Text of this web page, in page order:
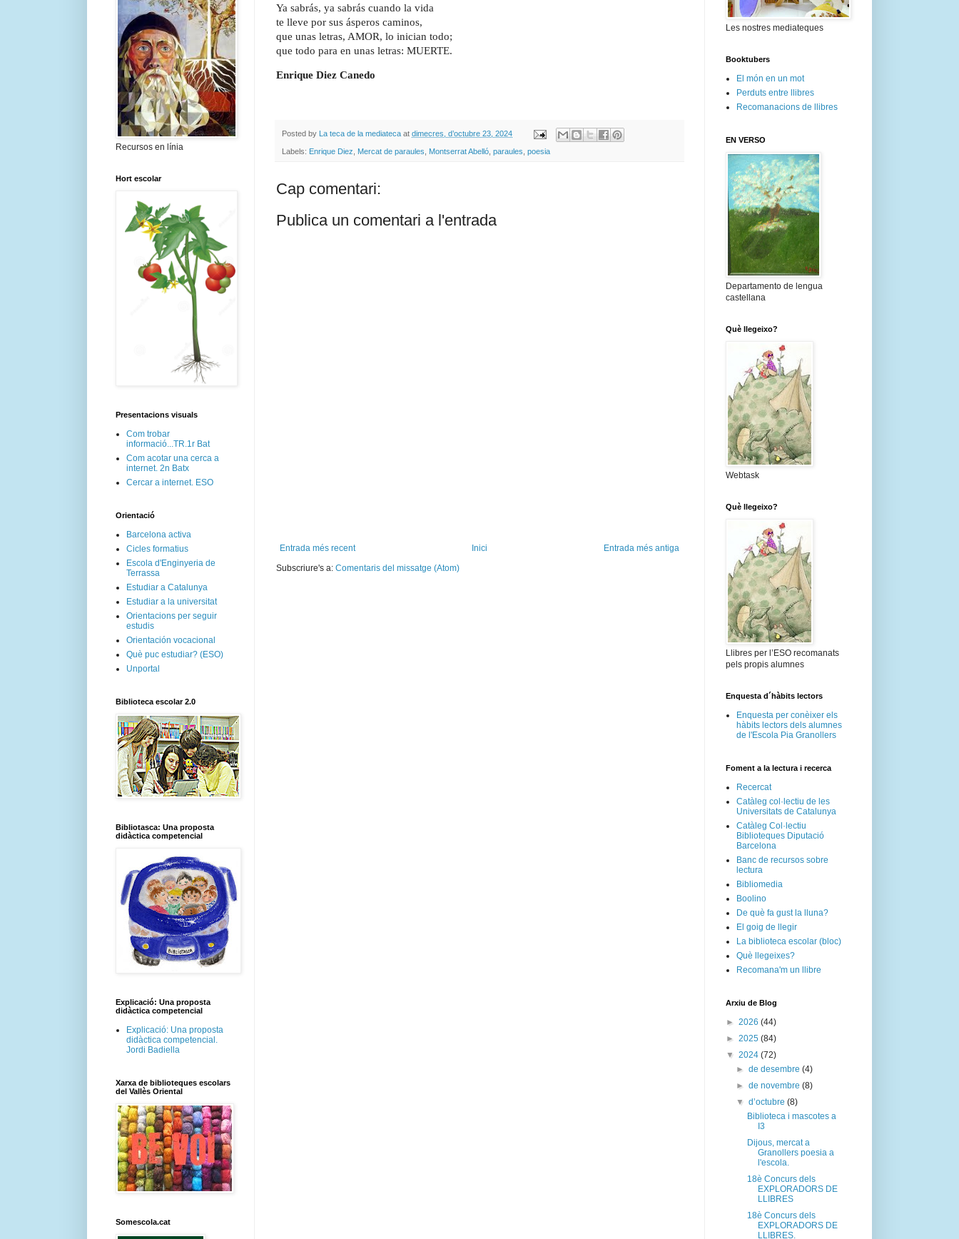
Ya sabrás, ya sabrás cuando la vida
te lleve por sus ásperos caminos,
que unas letras, AMOR, lo inician todo;
que todo para en unas letras: MUERTE.
Enrique Diez Canedo
Posted by La teca de la mediateca at dimecres, d’octubre 23, 2024
Labels: Enrique Diez Mercat de paraules Montserrat Abelló paraules poesia
Cap comentari:
Publica un comentari a l'entrada
Entrada més recent Entrada més antiga
Inici
Subscriure's a: Comentaris del missatge (Atom)
Recursos en línia
Hort escolar
Presentacions visuals
Com trobar
informació...TR.1r Bat
Com acotar una cerca a
internet. 2n Batx
Cercar a internet. ESO
Orientació
Barcelona activa
Cicles formatius
Escola d'Enginyeria de
Terrassa
Estudiar a Catalunya
Estudiar a la universitat
Orientacions per seguir
estudis
Orientación vocacional
Què puc estudiar? (ESO)
Unportal
Biblioteca escolar 2.0
Bibliotasca: Una proposta
didàctica competencial
Explicació: Una proposta
didàctica competencial
Explicació: Una proposta
didàctica competencial.
Jordi Badiella
Xarxa de biblioteques escolars
del Vallès Oriental
Somescola.cat
Les nostres mediateques
Booktubers
El món en un mot
Perduts entre llibres
Recomanacions de llibres
EN VERSO
Departamento de lengua
castellana
Què llegeixo?
Webtask
Què llegeixo?
Llibres per l’ESO recomanats
pels propis alumnes
Enquesta d´hàbits lectors
Enquesta per conèixer els
hàbits lectors dels alumnes
de l'Escola Pia Granollers
Foment a la lectura i recerca
Recercat
Catàleg col·lectiu de les
Universitats de Catalunya
Catàleg Col·lectiu
Biblioteques Diputació
Barcelona
Banc de recursos sobre
lectura
Bibliomedia
Boolino
De què fa gust la lluna?
El goig de llegir
La biblioteca escolar (bloc)
Què llegeixes?
Recomana'm un llibre
Arxiu de Blog
► 2026 (44)
► 2025 (84)
▼ 2024 (72)
►de desembre(4)
►de novembre(8)
▼d’octubre(8)
Biblioteca i mascotes a
I3
Dijous, mercat a
Granollers poesia a
l'escola.
18è Concurs dels
EXPLORADORS DE
LLIBRES
18è Concurs dels
EXPLORADORS DE
LLIBRES.